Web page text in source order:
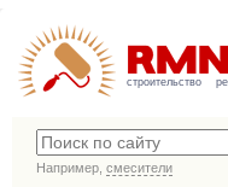
строительство
Например, смесители